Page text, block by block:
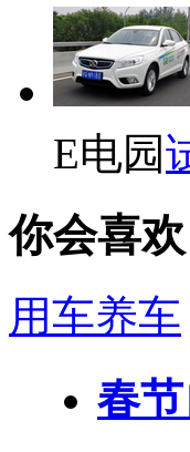
E电园
你会喜欢
用车养车
春